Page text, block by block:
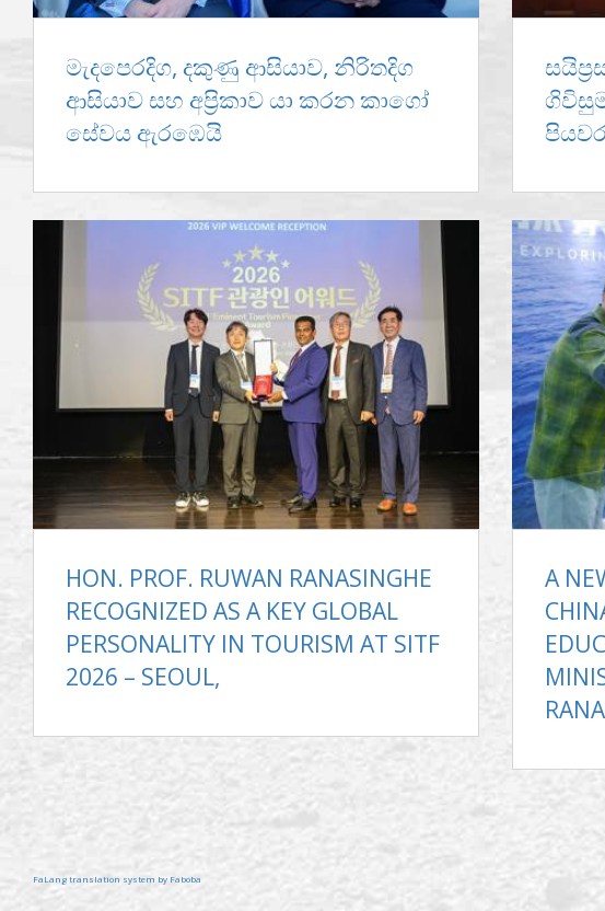
මැදපෙරදිග, දකුණු ආසියාව, නිරිතදිග
ආසියාව සහ අප්‍රිකාව යා කරන කාගෝ
සේවය ඇරඹෙයි
HON. PROF. RUWAN RANASINGHE
RECOGNIZED AS A KEY GLOBAL
PERSONALITY IN TOURISM AT SITF
2026 – SEOUL,
A
FaLang translation system by Faboba